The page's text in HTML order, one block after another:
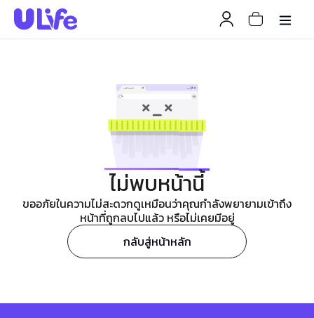
ไม่พบหน้านี้
ขออภัยในความไม่สะดวกดูเหมือนว่าคุณกำลังพยายามเข้าถึง
หน้าที่ถูกลบไปแล้ว หรือไม่เคยมีอยู่
กลับสู่หน้าหลัก